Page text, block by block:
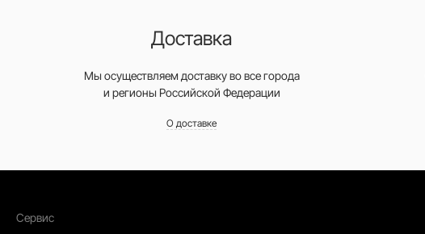
Доставка
Мы осуществляем доставку во все города
и регионы Российской Федерации
О доставке
Сервис